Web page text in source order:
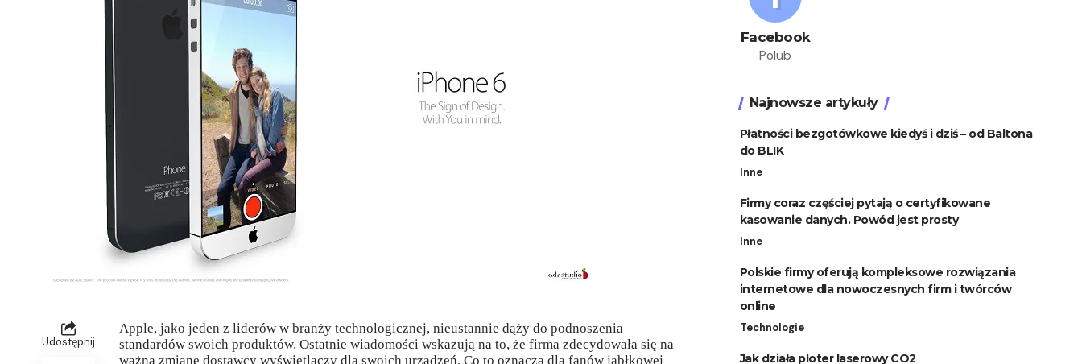
Udostępnij
Apple, jako jeden z liderów w branży technologicznej, nieustannie dąży do podnoszenia
standardów swoich produktów. Ostatnie wiadomości wskazują na to, że firma zdecydowała się na
ważną zmianę dostawcy wyświetlaczy dla swoich urządzeń. Co to oznacza dla fanów jabłkowej
Facebook
Polub
Najnowsze artykuły
Płatności bezgotówkowe kiedyś i dziś – od Baltona
do BLIK
Inne
Firmy coraz częściej pytają o certyfikowane
kasowanie danych. Powód jest prosty
Inne
Polskie firmy oferują kompleksowe rozwiązania
internetowe dla nowoczesnych firm i twórców
online
Technologie
Jak działa ploter laserowy CO2